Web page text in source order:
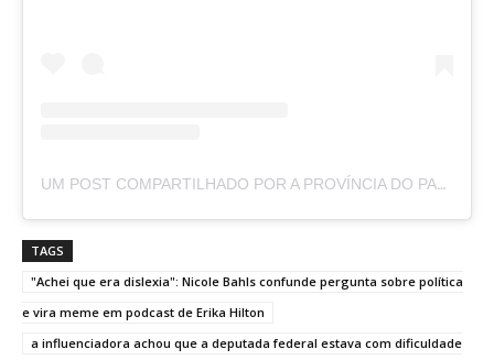
UM POST COMPARTILHADO POR A PROVÍNCIA DO PARÁ (@APROVINCIADOPARA)
TAGS
"Achei que era dislexia": Nicole Bahls confunde pergunta sobre política
e vira meme em podcast de Erika Hilton
a influenciadora achou que a deputada federal estava com dificuldade